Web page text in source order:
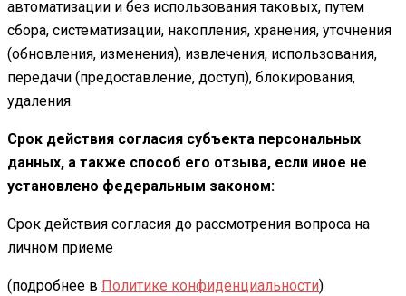
автоматизации и без использования таковых, путем
сбора, систематизации, накопления, хранения, уточнения
(обновления, изменения), извлечения, использования,
передачи (предоставление, доступ), блокирования,
удаления.
Срок действия согласия субъекта персональных
данных, а также способ его отзыва, если иное не
установлено федеральным законом:
Срок действия согласия до рассмотрения вопроса на
личном приеме
(подробнее в Политике конфиденциальности)